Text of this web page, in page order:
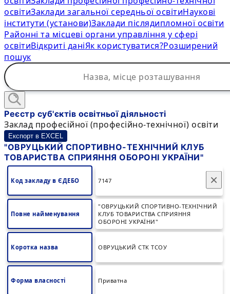
освітиЗаклади загальної середньої освітиНаукові
інститути (установи)Заклади післядипломної освіти
Районні та місцеві органи управління у сфері
освітиВідкриті даніЯк користуватися?Розширений
пошук
×
Реєстр суб'єктів освітньої діяльності
Заклад професійної (професійно-технічної) освіти
Експорт в EXCEL
"ОВРУЦЬКИЙ СПОРТИВНО-ТЕХНІЧНИЙ КЛУБ
ТОВАРИСТВА СПРИЯННЯ ОБОРОНІ УКРАЇНИ"
Код закладу в ЄДЕБО 7147
Повне найменування
"ОВРУЦЬКИЙ СПОРТИВНО-ТЕХНІЧНИЙ
КЛУБ ТОВАРИСТВА СПРИЯННЯ
ОБОРОНІ УКРАЇНИ"
Коротка назва ОВРУЦЬКИЙ СТК ТСОУ
Форма власності Приватна